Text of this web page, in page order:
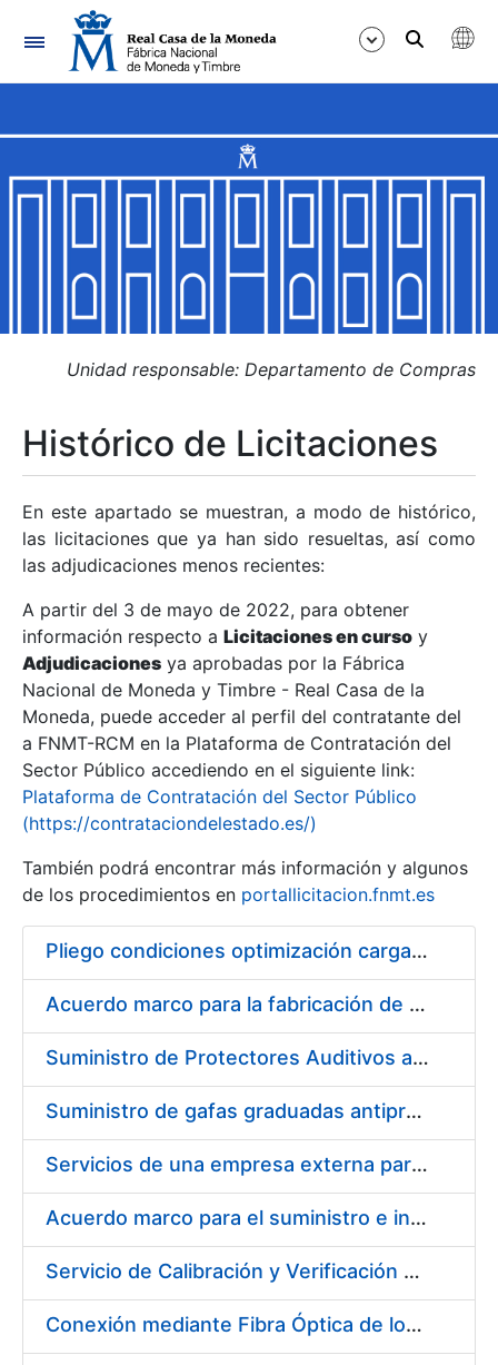
Navegación
Mostrar/Ocultar
Mostrar/Ocultar
Mostrar/Ocultar
Mostrar/Ocultar
Mostrar/Ocultar
Mostrar/Ocultar
Unidad responsable: Departamento de Compras
Histórico de Licitaciones
En este apartado se muestran, a modo de histórico,
las licitaciones que ya han sido resueltas, así como
las adjudicaciones menos recientes:
A partir del 3 de mayo de 2022, para obtener
información respecto a Licitaciones en curso y
Adjudicaciones ya aprobadas por la Fábrica
Nacional de Moneda y Timbre - Real Casa de la
Moneda, puede acceder al perfil del contratante del
a FNMT-RCM en la Plataforma de Contratación del
Sector Público accediendo en el siguiente link:
Plataforma de Contratación del Sector Público
(https://contrataciondelestado.es/)
También podrá encontrar más información y algunos
de los procedimientos en portallicitacion.fnmt.es
Pliego condiciones optimización cargas compras firmado
Acuerdo marco para la fabricación de piezas
Suministro de Protectores Auditivos a medida para las personas trabajadoras de los Centros de Trabajo de Madrid y Burgos
Suministro de gafas graduadas antiproyecciones para los trabajadores de la FNMT-RCM en los centros de trabajo de Madrid y Burgos
Servicios de una empresa externa para el asesoramiento y resolución de los recursos de alzada que se presentan relacionados con procesos de selección para la FNMT-RCM
Acuerdo marco para el suministro e instalación de persianas, estores y otros complementos
Servicio de Calibración y Verificación Externa de los Equipos de Medición del Servicio de Prevención de la FNMT-RCM
Conexión mediante Fibra Óptica de los Centros de Proceso de Datos (CPDs) de las sedes de la FNMT-RCM de Burgos y Madrid